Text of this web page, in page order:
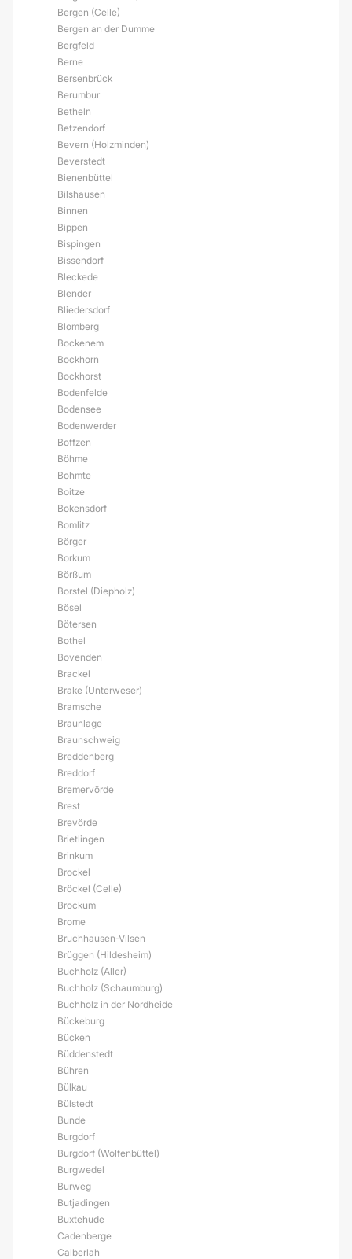
Bergen (Celle)
Bergen an der Dumme
Bergfeld
Berne
Bersenbrück
Berumbur
Betheln
Betzendorf
Bevern (Holzminden)
Beverstedt
Bienenbüttel
Bilshausen
Binnen
Bippen
Bispingen
Bissendorf
Bleckede
Blender
Bliedersdorf
Blomberg
Bockenem
Bockhorn
Bockhorst
Bodenfelde
Bodensee
Bodenwerder
Boffzen
Böhme
Bohmte
Boitze
Bokensdorf
Bomlitz
Börger
Borkum
Börßum
Borstel (Diepholz)
Bösel
Bötersen
Bothel
Bovenden
Brackel
Brake (Unterweser)
Bramsche
Braunlage
Braunschweig
Breddenberg
Breddorf
Bremervörde
Brest
Brevörde
Brietlingen
Brinkum
Brockel
Bröckel (Celle)
Brockum
Brome
Bruchhausen-Vilsen
Brüggen (Hildesheim)
Buchholz (Aller)
Buchholz (Schaumburg)
Buchholz in der Nordheide
Bückeburg
Bücken
Büddenstedt
Bühren
Bülkau
Bülstedt
Bunde
Burgdorf
Burgdorf (Wolfenbüttel)
Burgwedel
Burweg
Butjadingen
Buxtehude
Cadenberge
Calberlah